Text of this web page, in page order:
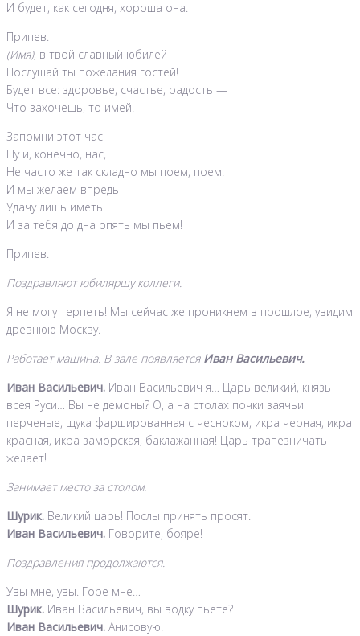
И будет, как сегодня, хороша она.
Припев.
(Имя), в твой славный юбилей
Послушай ты пожелания гостей!
Будет все: здоровье, счастье, радость —
Что захочешь, то имей!
Запомни этот час
Ну и, конечно, нас,
Не часто же так складно мы поем, поем!
И мы желаем впредь
Удачу лишь иметь.
И за тебя до дна опять мы пьем!
Припев.
Поздравляют юбиляршу коллеги.
Я не могу терпеть! Мы сейчас же проникнем в прошлое, увидим
древнюю Москву.
Работает машина. В зале появляется Иван Васильевич.
Иван Васильевич. Иван Васильевич я… Царь великий, князь
всея Руси… Вы не демоны? О, а на столах почки заячьи
перченые, щука фаршированная с чесноком, икра черная, икра
красная, икра заморская, баклажанная! Царь трапезничать
желает!
Занимает место за столом.
Шурик. Великий царь! Послы принять просят.
Иван Васильевич. Говорите, бояре!
Поздравления продолжаются.
Увы мне, увы. Горе мне…
Шурик. Иван Васильевич, вы водку пьете?
Иван Васильевич. Анисовую.